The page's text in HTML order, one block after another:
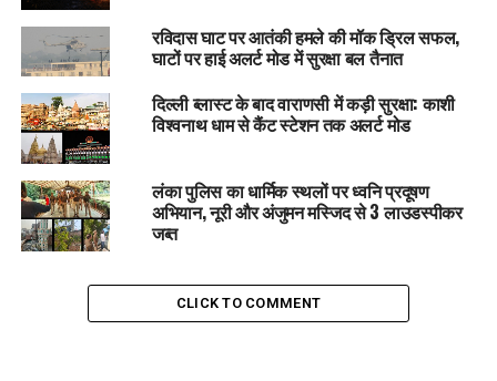
रविदास घाट पर आतंकी हमले की मॉक ड्रिल सफल,
घाटों पर हाई अलर्ट मोड में सुरक्षा बल तैनात
दिल्ली ब्लास्ट के बाद वाराणसी में कड़ी सुरक्षा: काशी
विश्वनाथ धाम से कैंट स्टेशन तक अलर्ट मोड
लंका पुलिस का धार्मिक स्थलों पर ध्वनि प्रदूषण
अभियान, नूरी और अंजुमन मस्जिद से 3 लाउडस्पीकर
जब्त
CLICK TO COMMENT